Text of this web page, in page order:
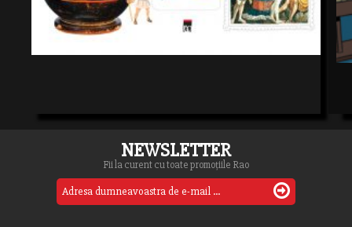
NEWSLETTER
Fii la curent cu toate promoțiile Rao